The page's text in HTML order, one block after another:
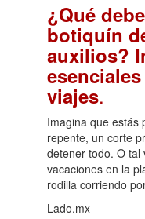
¿Qué
botiquín
auxilios?
viajes.
Imagina que estás
repente, un corte
detener todo. O tal
vacaciones en la
rodilla corriendo
Lado.mx